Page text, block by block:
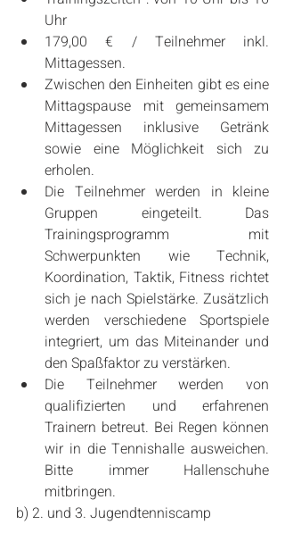
Uhr
179,00 € / Teilnehmer inkl.
Mittagessen.
Zwischen den Einheiten gibt es eine
Mittagspause mit gemeinsamem
Mittagessen inklusive Getränk
sowie eine Möglichkeit sich zu
erholen.
Die Teilnehmer werden in kleine
Gruppen eingeteilt. Das
Trainingsprogramm mit
Schwerpunkten wie Technik,
Koordination, Taktik, Fitness richtet
sich je nach Spielstärke. Zusätzlich
werden verschiedene Sportspiele
integriert, um das Miteinander und
den Spaßfaktor zu verstärken.
Die Teilnehmer werden von
qualifizierten und erfahrenen
Trainern betreut. Bei Regen können
wir in die Tennishalle ausweichen.
Bitte immer Hallenschuhe
mitbringen.
b) 2. und 3. Jugendtenniscamp